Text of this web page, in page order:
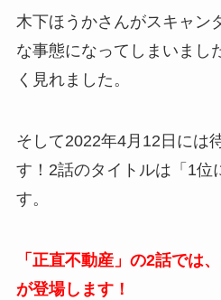
木下ほうかさんがスキャン
な事態になってしまいまし
く見れました。
そして2022年4月12日には
す！2話のタイトルは「1位
す。
「正直不動産」の2話では
が登場します！